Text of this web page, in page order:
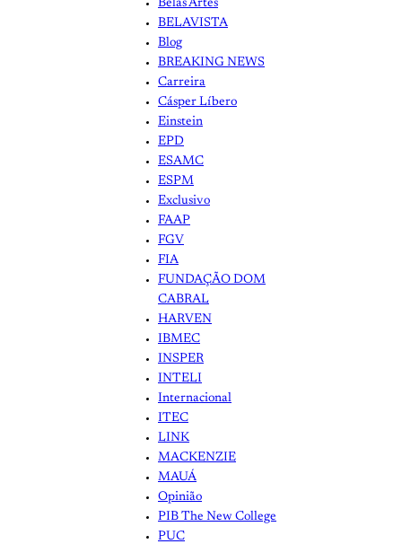
Belas Artes
BELAVISTA
Blog
BREAKING NEWS
Carreira
Cásper Líbero
Einstein
EPD
ESAMC
ESPM
Exclusivo
FAAP
FGV
FIA
FUNDAÇÃO DOM
CABRAL
HARVEN
IBMEC
INSPER
INTELI
Internacional
ITEC
LINK
MACKENZIE
MAUÁ
Opinião
PIB The New College
PUC